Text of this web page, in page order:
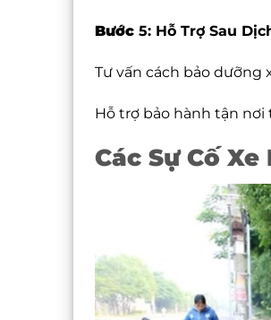
Bước 5: Hỗ Trợ Sau
Tư vấn cách bảo dưỡng
Hỗ trợ bảo hành tận
Các Sự Cố